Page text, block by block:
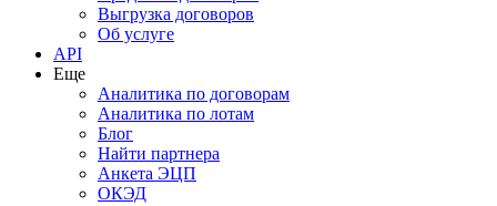
Выгрузка договоров
Об услуге
API
Еще
Аналитика по договорам
Аналитика по лотам
Блог
Найти партнера
Анкета ЭЦП
ОКЭД